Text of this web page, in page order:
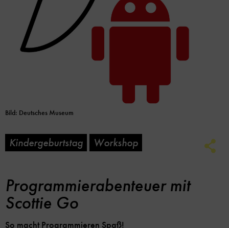
Bild: Deutsches Museum
Kindergeburtstag Workshop
Programmierabenteuer mit
Scottie Go
So macht Programmieren Spaß!